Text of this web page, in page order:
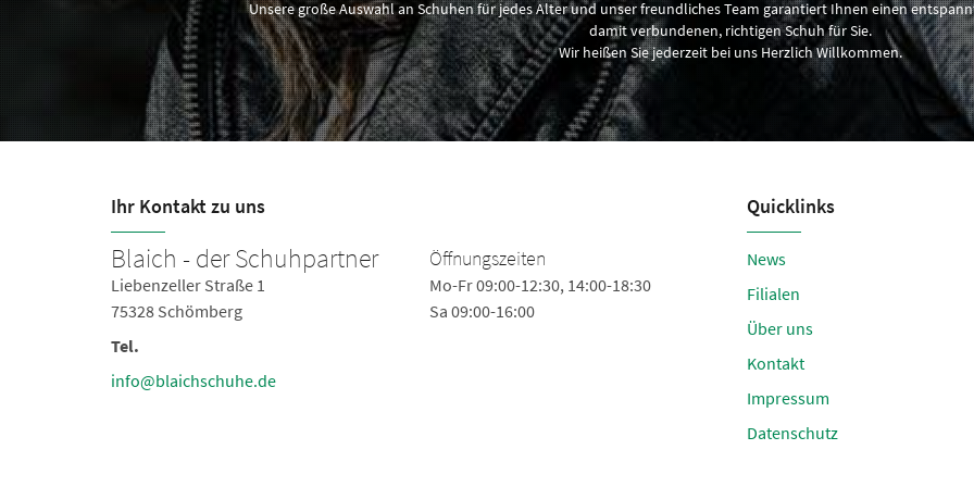
Unsere große Auswahl an Schuhen für jedes Alter und unser freundliches Team garantiert Ihnen einen
damit verbundenen, richtigen Schuh für Sie.
Wir heißen Sie jederzeit bei uns Herzlich Willkommen.
Ihr Kontakt zu uns
Blaich - der Schuhpartner
Liebenzeller Straße 1
75328 Schömberg
Tel.
info@blaichschuhe.de
Öffnungszeiten
Mo-Fr 09:00-12:30, 14:00-18:30
Sa 09:00-16:00
Blaich - der Sportpartner
Liebenzeller Straße 3
Fax +49 (7084) 1598
info@blaichsport.de
Quicklinks
News
Filialen
Über uns
Kontakt
Impressum
Datenschutz